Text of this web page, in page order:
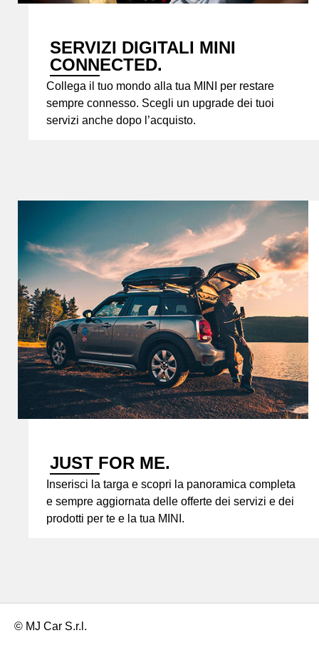
SERVIZI DIGITALI MINI
CONNECTED.
Collega il tuo mondo alla tua MINI per restare
sempre connesso. Scegli un upgrade dei tuoi
servizi anche dopo l’acquisto.
JUST FOR ME.
Inserisci la targa e scopri la panoramica completa
e sempre aggiornata delle offerte dei servizi e dei
prodotti per te e la tua MINI.
© MJ Car S.r.l.